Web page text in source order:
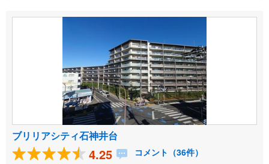
ブリリアシティ石神井台
4.25 コメント（36件）